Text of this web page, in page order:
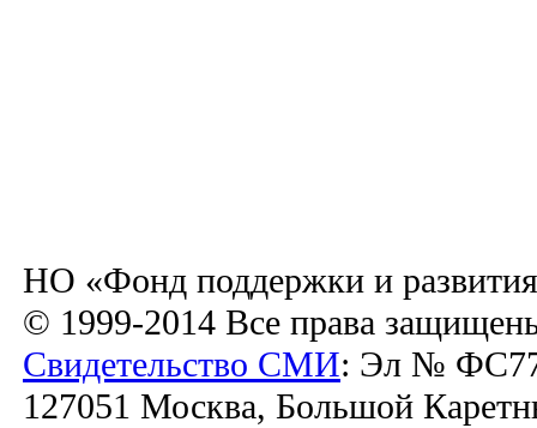
НО «Фонд поддержки и
© 1999-2014 Все права
Свидетельство СМИ: Эл №
127051 Москва, Большой